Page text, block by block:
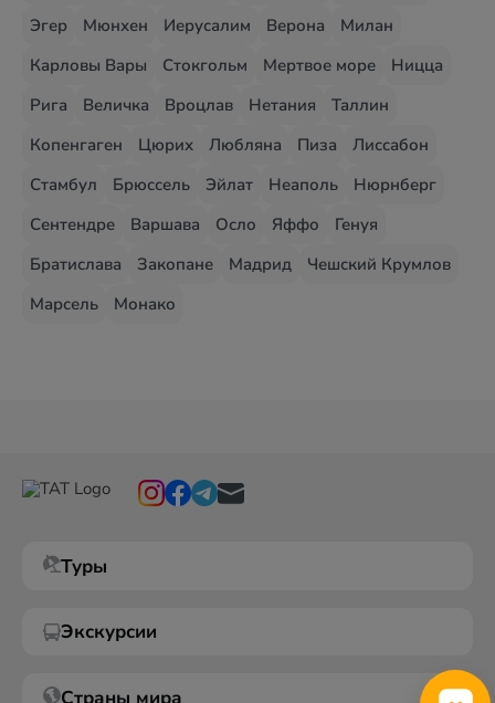
Эгер
Мюнхен Иерусалим Верона
Милан
Карловы Вары
Стокгольм Мертвое море
Ницца
Рига
Величка Вроцлав Нетания
Таллин
Копенгаген
Цюрих Любляна Пиза
Лиссабон
Стамбул
Брюссель Эйлат Неаполь
Нюрнберг
Сентендре
Варшава Осло Яффо
Генуя
Братислава
Закопане Мадрид
Чешский Крумлов
Марсель
Монако
Туры
Экскурсии
Страны мира